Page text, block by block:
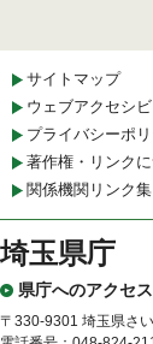
サイトマップ
ウェブアクセシ
プライバシーポ
著作権・リンク
関係機関リンク集
埼玉県庁
県庁へのアクセス
〒330-9301 埼玉県さ